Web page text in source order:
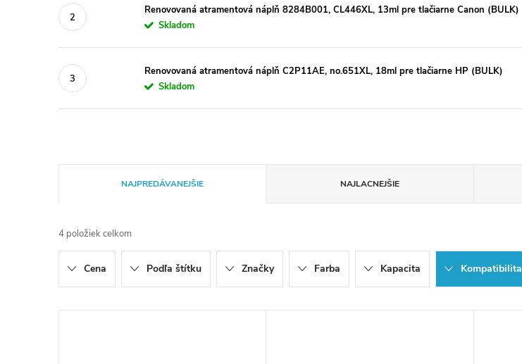
Renovovaná atramentová náplň 8284B001, CL446XL, 13ml pre tlačiarne Canon (BULK)
Skladom
Renovovaná atramentová náplň C2P11AE, no.651XL, 18ml pre tlačiarne HP (BULK)
Skladom
a
d
e
n
NAJPREDÁVANEJŠIE NAJLACNEJŠIE
4 položiek celkom
Cena Podľa štítku Značky Farba Kapacita Kompatibilita